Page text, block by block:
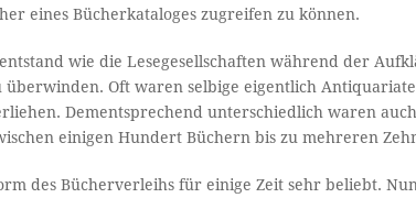
eines Bücherkataloges zugreifen zu können.
wie die Lesegesellschaften während der
überwinden. Oft waren selbige eigentlich
Dementsprechend unterschiedlich waren
einigen Hundert Büchern bis zu mehreren
des Bücherverleihs für einige Zeit sehr beliebt.